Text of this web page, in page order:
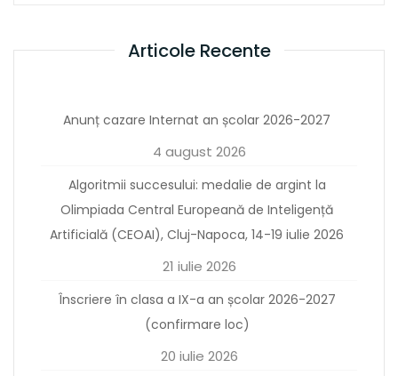
Articole Recente
Anunț cazare Internat an școlar 2026-2027
4 august 2026
Algoritmii succesului: medalie de argint la
Olimpiada Central Europeană de Inteligență
Artificială (CEOAI), Cluj-Napoca, 14-19 iulie 2026
21 iulie 2026
Înscriere în clasa a IX-a an școlar 2026-2027
(confirmare loc)
20 iulie 2026